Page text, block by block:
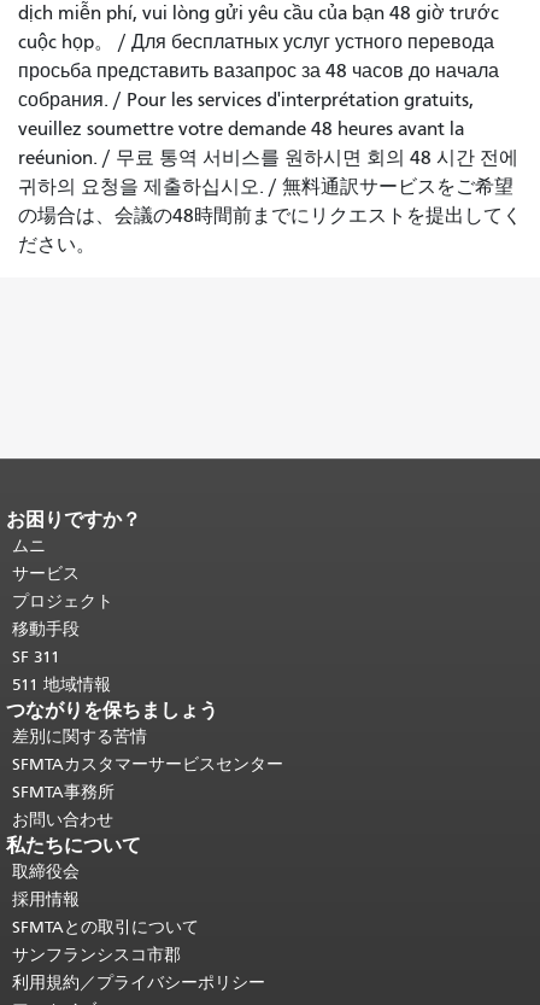
dịch miễn phí, vui lòng gửi yêu cầu của bạn 48 giờ trước
cuộc họp。 / Для бесплатных услуг устного перевода
просьба представить вазапрос за 48 часов до начала
собрания. / Pour les services d'interprétation gratuits,
veuillez soumettre votre demande 48 heures avant la
reéunion. / 무료 통역 서비스를 원하시면 회의 48 시간 전에
귀하의 요청을 제출하십시오. / 無料通訳サービスをご希望
の場合は、会議の48時間前までにリクエストを提出してく
ださい。
ページコンテンツの終わり。
ジの残りの部分はすべてのページで繰
り返されます。
頭に戻る。
お困りですか？
ムニ
サービス
プロジェクト
移動手段
SF 311
511 地域情報
つながりを保ちましょう
差別に関する苦情
SFMTAカスタマーサービスセンター
SFMTA事務所
お問い合わせ
私たちについて
取締役会
採用情報
SFMTAとの取引について
サンフランシスコ市郡
利用規約／プライバシーポリシー